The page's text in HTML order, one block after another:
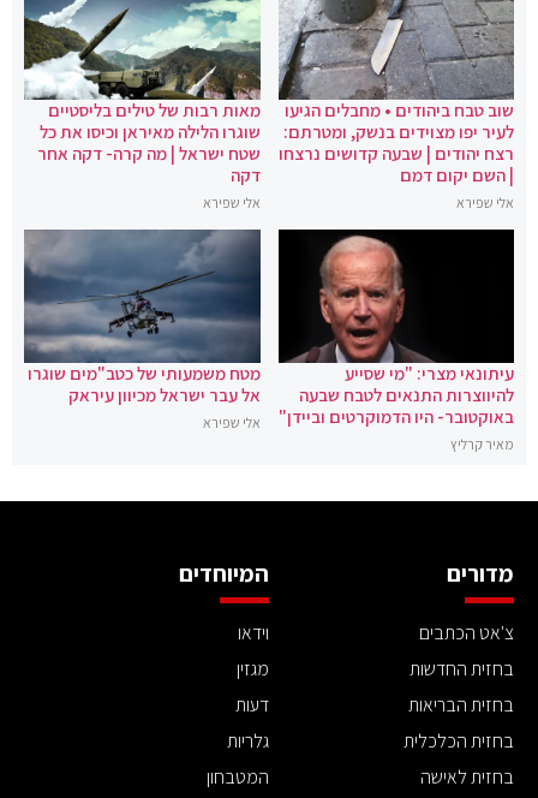
שוב טבח ביהודים • מחבלים הגיעו
לעיר יפו מצוידים בנשק, ומטרתם:
רצח יהודים | שבעה קדושים נרצחו
| השם יקום דמם
אלי שפירא
מאות רבות של טילים בליסטיים
שוגרו הלילה מאיראן וכיסו את כל
שטח ישראל | מה קרה- דקה אחר
דקה
אלי שפירא
עיתונאי מצרי: "מי שסייע
להיווצרות התנאים לטבח שבעה
באוקטובר- היו הדמוקרטים וביידן"
מאיר קרליץ
מטח משמעותי של כטב"מים שוגרו
אל עבר ישראל מכיוון עיראק
אלי שפירא
מדורים
צ'אט הכתבים
בחזית החדשות
בחזית הבריאות
בחזית הכלכלית
בחזית לאישה
המיוחדים
וידאו
מגזין
דעות
גלריות
המטבחון